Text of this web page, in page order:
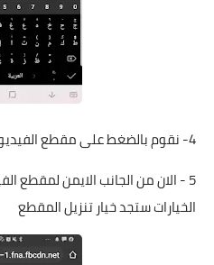
4- نقوم بالضغط على مقطع الفيديو لتشغيله.
5 - الان من الجانب الايمن
الخيارات ستجد خيار تنزيل المقطع